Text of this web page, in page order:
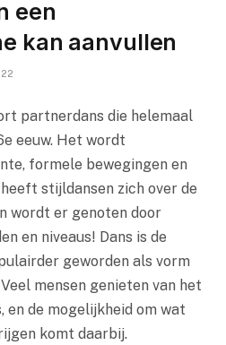
een
kan aanvullen
partnerdans die helemaal
eeuw. Het wordt
formele bewegingen en
stijldansen zich over de
wordt er genoten door
en niveaus! Dans is de
geworden als vorm
mensen genieten van het
en de mogelijkheid om wat
komt daarbij.